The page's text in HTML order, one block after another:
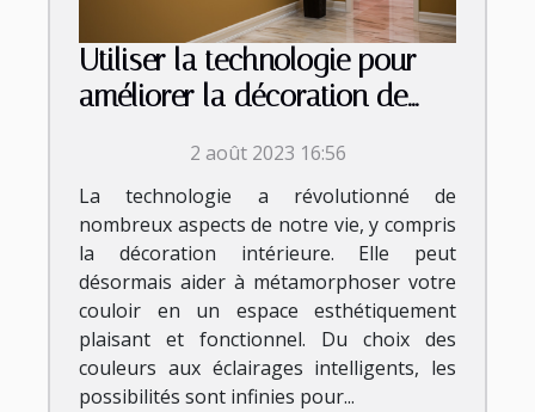
Utiliser la technologie pour
améliorer la décoration de
2 août 2023 16:56
La technologie a révolutionné de
nombreux aspects de notre vie, y compris
la décoration intérieure. Elle peut
désormais aider à métamorphoser votre
couloir en un espace esthétiquement
plaisant et fonctionnel. Du choix des
couleurs aux éclairages intelligents, les
possibilités sont infinies pour...